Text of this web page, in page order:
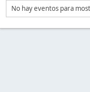
No hay eventos para